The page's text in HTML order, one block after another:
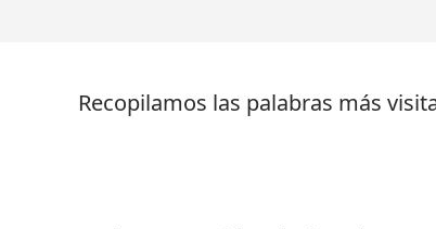
Recopilamos las palabras más